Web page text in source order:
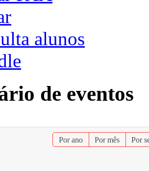
de eventos
Por ano Por mês Por